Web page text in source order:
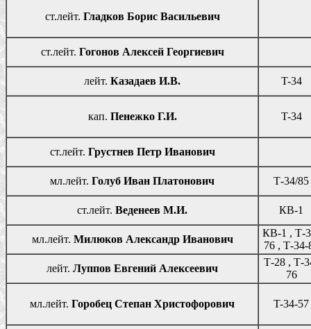
ст.лейт. Гладков Борис Васильевич
ст.лейт. Гогонов Алексей Георгиевич
лейт. Казадаев И.В. T-34
кап. Пенежко Г.И. T-34
ст.лейт. Грустнев Петр Иванович
мл.лейт. Голуб Иван Платонович Т-34/85
ст.лейт. Веденеев М.И. КВ-1
мл.лейт. Милюков Александр Иванович
КВ-1 , Т-
76 , Т-34-
лейт. Луппов Евгений Алексеевич
Т-28 , Т-
76
мл.лейт. Горобец Степан Христофорович T-34-57